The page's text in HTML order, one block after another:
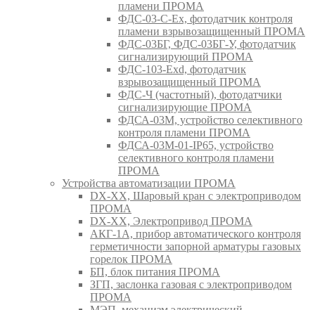
пламени ПРОМА
ФДС-03-С-Ex, фотодатчик контроля
пламени взрывозащищенный ПРОМА
ФДС-03БГ, ФДС-03БГ-У, фотодатчик
сигнализирующий ПРОМА
ФДС-103-Ехd, фотодатчик
взрывозащищенный ПРОМА
ФДС-Ч (частотный), фотодатчики
сигнализирующие ПРОМА
ФДСА-03М, устройство селективного
контроля пламени ПРОМА
ФДСА-03М-01-IP65, устройство
селективного контроля пламени
ПРОМА
Устройства автоматизации ПРОМА
DX-XX, Шаровый кран c электроприводом
ПРОМА
DX-XX, Электропривод ПРОМА
АКГ-1А, прибор автоматического контроля
герметичности запорной арматуры газовых
горелок ПРОМА
БП, блок питания ПРОМА
ЗГП, заслонка газовая с электроприводом
ПРОМА